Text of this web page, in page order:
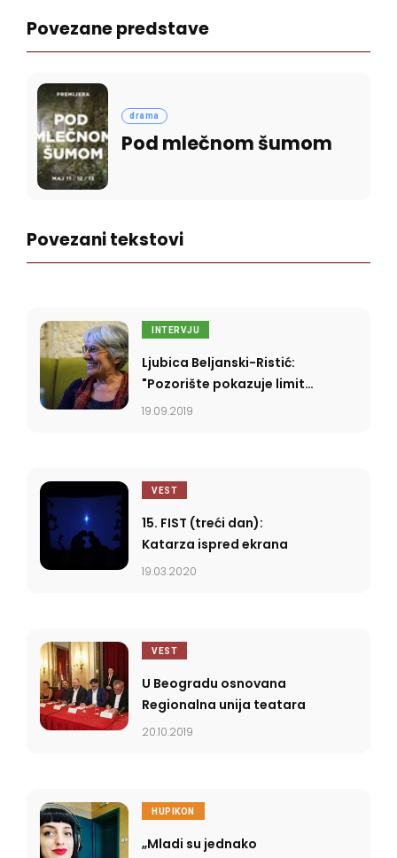
Povezane predstave
drama
Pod mlečnom šumom
Povezani tekstovi
INTERVJU
Ljubica Beljanski-Ristić:
"Pozorište pokazuje limite
svega"
19.09.2019
VEST
15. FIST (treći dan):
Katarza ispred ekrana
19.03.2020
VEST
U Beogradu osnovana
Regionalna unija teatara
20.10.2019
HUPIKON
„Mladi su jednako